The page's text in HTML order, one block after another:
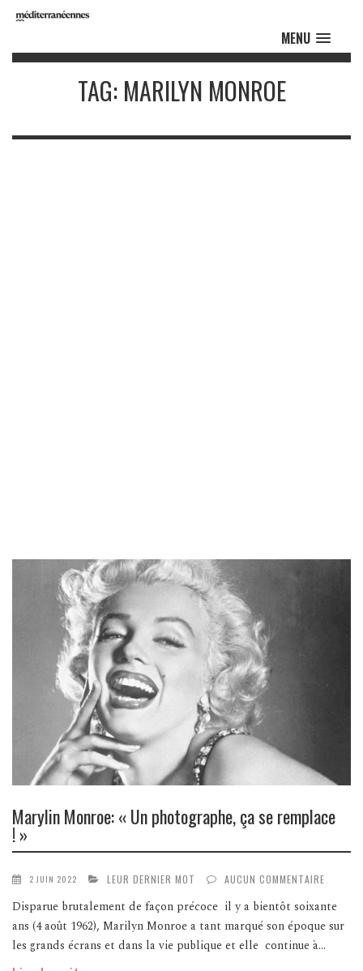
MENU
TAG: MARILYN MONROE
Marylin Monroe: « Un photographe, ça se remplace
! »
2 JUIN 2022 LEUR DERNIER MOT AUCUN COMMENTAIRE
Disparue brutalement de façon précoce il y a bientôt soixante
ans (4 août 1962), Marilyn Monroe a tant marqué son époque sur
les grands écrans et dans la vie publique et elle continue à...